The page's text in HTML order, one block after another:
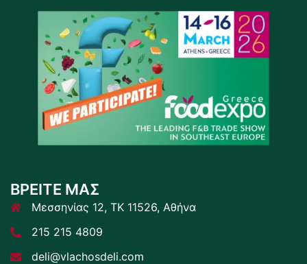
ΒΡΕΙΤΕ ΜΑΣ
Μεσσηνίας 12, ΤΚ 11526, Αθήνα
215 215 4809
deli@vlachosdeli.com